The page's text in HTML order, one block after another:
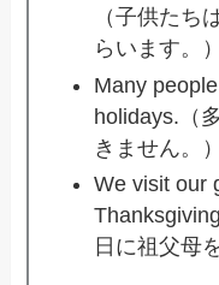
（子供たち
らいます。）
Many
holidays.（
きません。）
We visit our
日に祖父母